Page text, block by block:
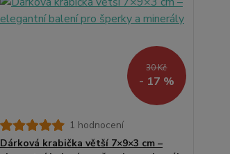
30 Kč
- 17 %
1 hodnocení
Dárková krabička větší 7×9×3 cm –